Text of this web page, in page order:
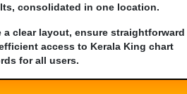
consolidated in one location.
clear layout, ensure straightforward
access to Kerala King chart
for all users.